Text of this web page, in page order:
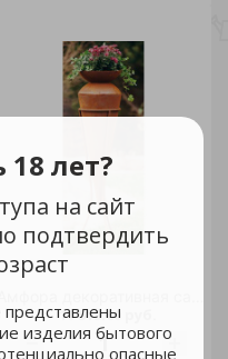
18 лет?
на сайт
подтвердить
представлены
изделия бытового
опасные
10 519.60 руб.